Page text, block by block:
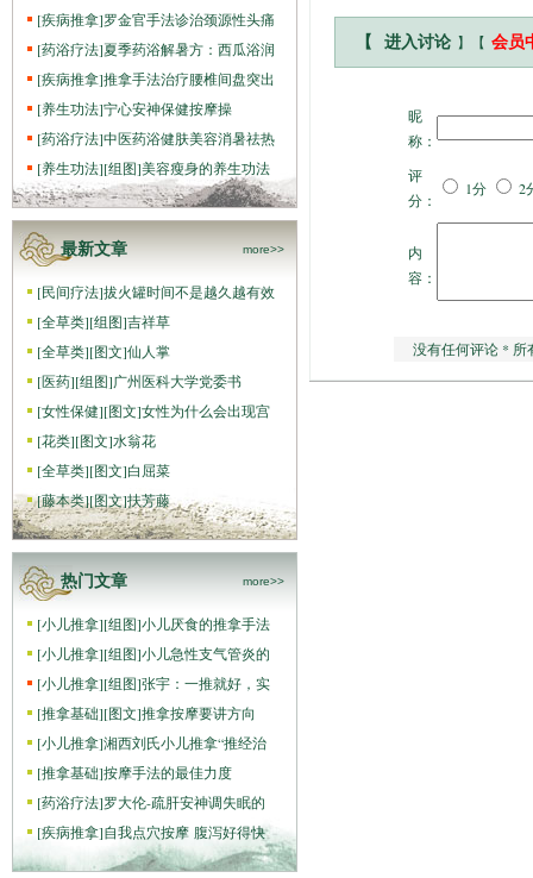
[疾病推拿]罗金官手法诊治颈源性头痛
[药浴疗法]夏季药浴解暑方：西瓜浴润
[疾病推拿]推拿手法治疗腰椎间盘突出
[养生功法]宁心安神保健按摩操
[药浴疗法]中医药浴健肤美容消暑祛热
[养生功法][组图]美容瘦身的养生功法
最新文章 more>>
[民间疗法]拔火罐时间不是越久越有效
[全草类][组图]吉祥草
[全草类][图文]仙人掌
[医药][组图]广州医科大学党委书
[女性保健][图文]女性为什么会出现宫
[花类][图文]水翁花
[全草类][图文]白屈菜
[藤本类][图文]扶芳藤
热门文章 more>>
[小儿推拿][组图]小儿厌食的推拿手法
[小儿推拿][组图]小儿急性支气管炎的
[小儿推拿][组图]张宇：一推就好，实
[推拿基础][图文]推拿按摩要讲方向
[小儿推拿]湘西刘氏小儿推拿“推经治
[推拿基础]按摩手法的最佳力度
[药浴疗法]罗大伦-疏肝安神调失眠的
[疾病推拿]自我点穴按摩 腹泻好得快
【 进入讨论 】【 会员
昵
称：
评
分：
1分 2
内
容：
没有任何评论 * 所